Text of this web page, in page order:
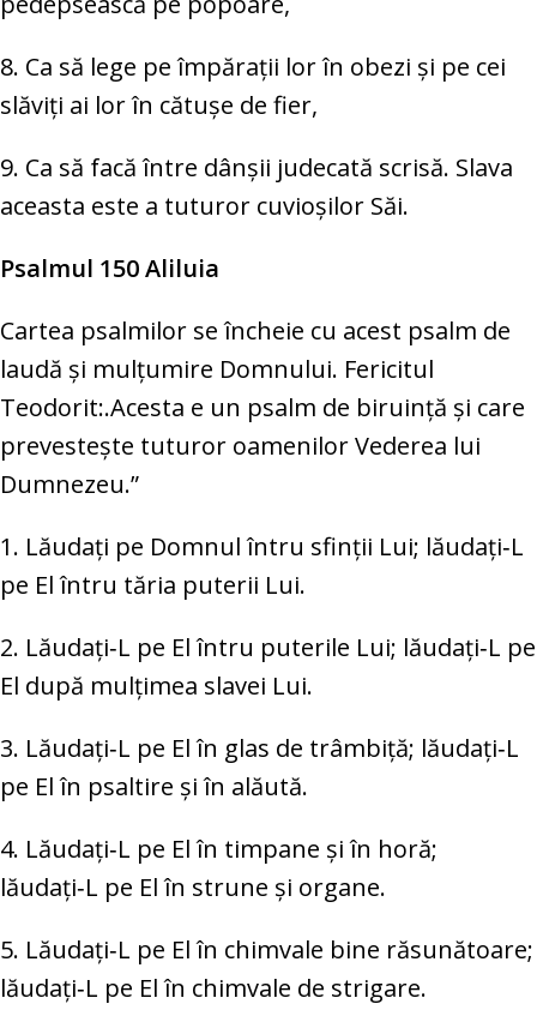
8. Ca să lege pe împărații lor în obezi și pe cei
slăviți ai lor în cătușe de fier,
9. Ca să facă între dânșii judecată scrisă. Slava
aceasta este a tuturor cuvioșilor Săi.
Psalmul 150 Aliluia
Cartea psalmilor se încheie cu acest psalm de
laudă şi mulţumire Domnului. Fericitul
Teodorit:.Acesta e un psalm de biruinţă şi care
prevesteşte tuturor oamenilor Vederea lui
Dumnezeu.”
1. Lăudați pe Domnul întru sfinții Lui; lăudați‑L
pe El întru tăria puterii Lui.
2. Lăudați‑L pe El întru puterile Lui; lăudați‑L pe
El după mulțimea slavei Lui.
3. Lăudați‑L pe El în glas de trâmbiță; lăudați‑L
pe El în psaltire și în alăută.
4. Lăudați‑L pe El în timpane și în horă;
lăudați‑L pe El în strune și organe.
5. Lăudați‑L pe El în chimvale bine răsunătoare;
lăudați‑L pe El în chimvale de strigare.